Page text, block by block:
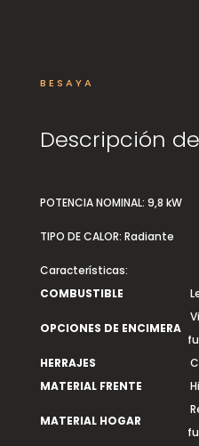
BESAYA
Descripción
POTENCIA NOMINAL: 9,8 kW
TIPO DE CALOR: Radiante
Características:
COMBUSTIBLE
OPCIONES DE ENCIMERA
HERRAJES
MATERIAL FRENTE
MATERIAL HOGAR